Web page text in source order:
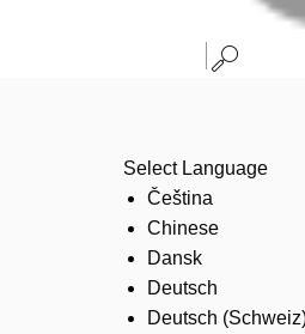
Select Language
Čeština
Chinese
Dansk
Deutsch
Deutsch